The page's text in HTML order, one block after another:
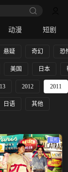
动漫 短剧
悬疑 奇幻 恐
美国 日本
2012 2011
日语 其他
蓝光